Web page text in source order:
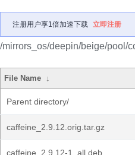
注册用户享1倍加速下载 立即注册
/mirrors_os/deepin/beige/pool/
File Name ↓
Parent directory/
caffeine_2.9.12.orig.tar.gz
caffeine_2.9.12-1_all.deb